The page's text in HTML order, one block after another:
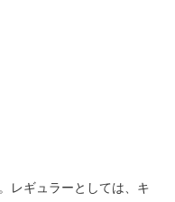
レギュラーとしては、キ